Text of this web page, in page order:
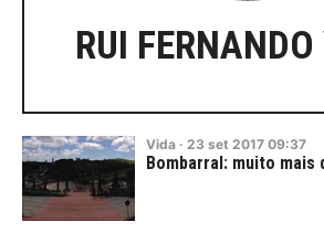
RUI
Vida · 23 set 2017 09:37
Bombarral: muito mais